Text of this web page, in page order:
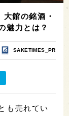
館の銘酒・
魅力とは？
SAKETIMES_PR
も売れてい